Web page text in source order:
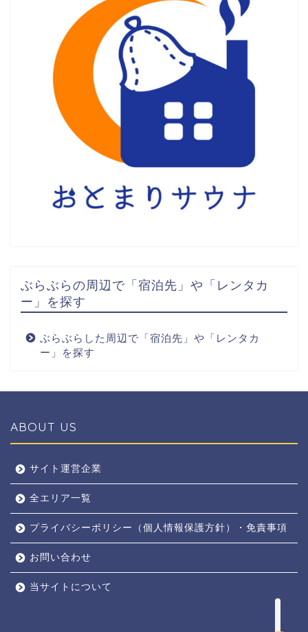
ぶらぶらの周辺で「宿泊先」や「レンタカ
ー」を探す
ぶらぶらした周辺で「宿泊先」や「レンタカ
ー」を探す
ABOUT US
サイト運営企業
全エリア一覧
プライバシーポリシー（個人情報保護方針）・免責事項
お問い合わせ
当サイトについて
奈良